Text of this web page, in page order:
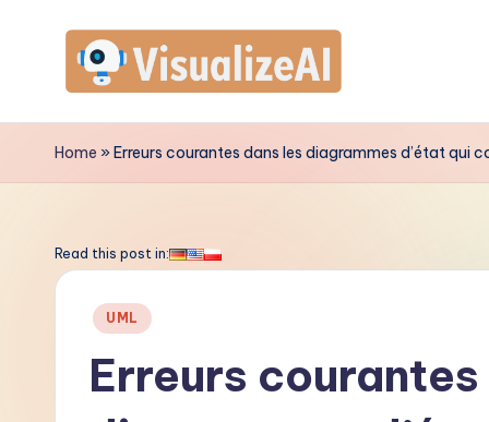
contentV
is
a
Home »Erreurs courantes dans les diagrammes d’état
Read this post in:
Posted
UML
Erreurs